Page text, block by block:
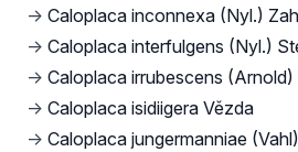
→ Caloplaca inconnexa (Nyl.)
→ Caloplaca interfulgens (Nyl.)
→ Caloplaca irrubescens (Arnold)
→ Caloplaca isidiigera Vězda
→ Caloplaca jungermanniae